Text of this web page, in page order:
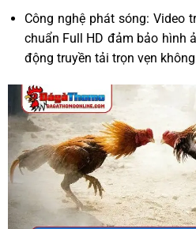
Công nghệ phát sóng: Video
chuẩn Full HD đảm bảo hình
động truyền tải trọn vẹn